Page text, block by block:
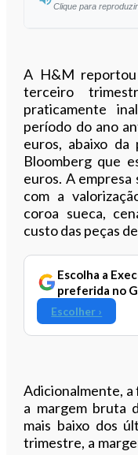
Clique para reproduzir
A H&M
terceiro
praticamente
período do ano
euros, abaixo da
Bloomberg que
euros. A
com a
coroa sueca,
custo das peças
Escolha a
preferida no
Escolher ›
Adicionalmente, a
a margem bruta
mais baixo dos
trimestre, a